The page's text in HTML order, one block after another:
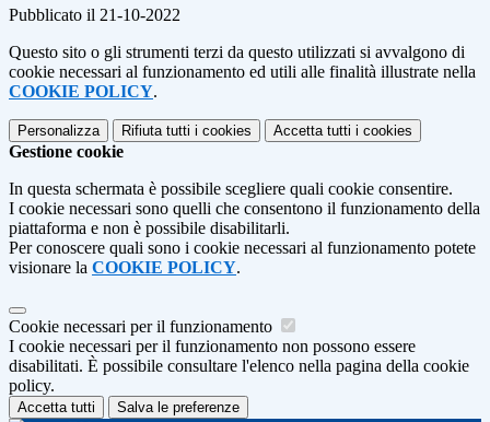
Pubblicato il 21-10-2022
Questo sito o gli strumenti terzi da questo utilizzati si avvalgono di
cookie necessari al funzionamento ed utili alle finalità illustrate nella
COOKIE POLICY.
Personalizza Rifiuta tutti i cookies Accetta tutti i cookies
Gestione cookie
In questa schermata è possibile scegliere quali cookie consentire.
I cookie necessari sono quelli che consentono il funzionamento della
piattaforma e non è possibile disabilitarli.
Per conoscere quali sono i cookie necessari al funzionamento potete
visionare la COOKIE POLICY.
Cookie necessari per il funzionamento
I cookie necessari per il funzionamento non possono essere
disabilitati. È possibile consultare l'elenco nella pagina della cookie
policy.
Accetta tutti Salva le preferenze